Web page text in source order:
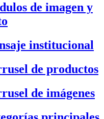
de imagen y
institucional
de productos
de imágenes